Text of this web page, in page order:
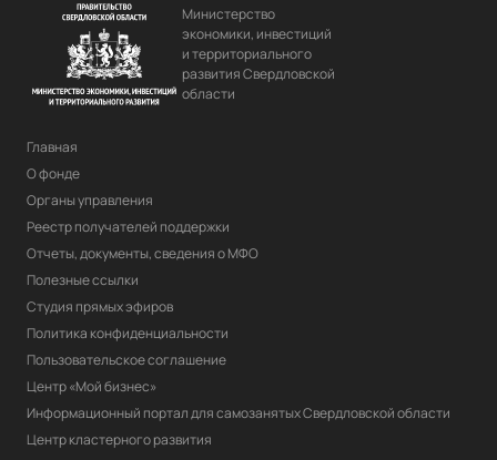
Министерство
экономики, инвестиций
и территориального
развития Свердловской
области
Главная
О фонде
Органы управления
Реестр получателей поддержки
Отчеты, документы, сведения о МФО
Полезные ссылки
Студия прямых эфиров
Политика конфиденциальности
Пользовательское соглашение
Центр «Мой бизнес»
Информационный портал для самозанятых Свердловской области
Центр кластерного развития